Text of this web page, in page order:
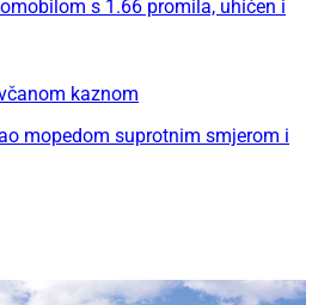
s 1.66 promila, uhićen i
kaznom
mopedom suprotnim smjerom i